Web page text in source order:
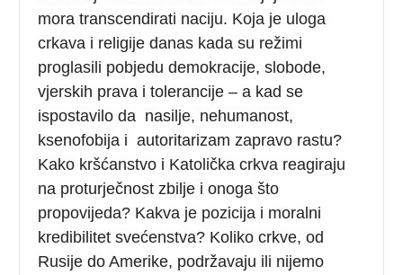
mora transcendirati naciju. Koja je uloga
crkava i religije danas kada su režimi
proglasili pobjedu demokracije, slobode,
vjerskih prava i tolerancije – a kad se
ispostavilo da nasilje, nehumanost,
ksenofobija i autoritarizam zapravo rastu?
Kako kršćanstvo i Katolička crkva reagiraju
na proturječnost zbilje i onoga što
propovijeda? Kakva je pozicija i moralni
kredibilitet svećenstva? Koliko crkve, od
Rusije do Amerike, podržavaju ili nijemo